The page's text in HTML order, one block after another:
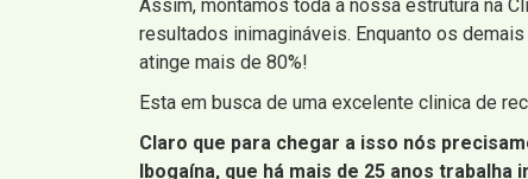
Assim, montamos toda a nossa estrutura na
resultados inimagináveis. Enquanto os
atinge mais de 80%!
Esta em busca de uma excelente clinica de
Claro que para chegar a isso nós
Ibogaína, que há mais de 25 anos